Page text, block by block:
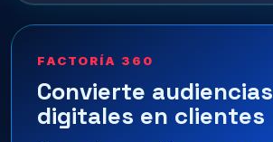
FACTORÍA 360
Convierte audiencias
digitales en clientes